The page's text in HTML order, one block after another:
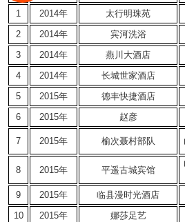
1 2014年 太行明珠苑
2
2014年 宾河洗浴
3
2014年 燕川大酒店
4
2014年 长城世家酒店
5
2015年 德丰快捷酒店
6
2015年 赵彦
7 2015年 榆次聂村部队
8 2015年 平遥古城宾馆
9
2015年 临县漫时光酒店
10
2015年 娜莎足艺